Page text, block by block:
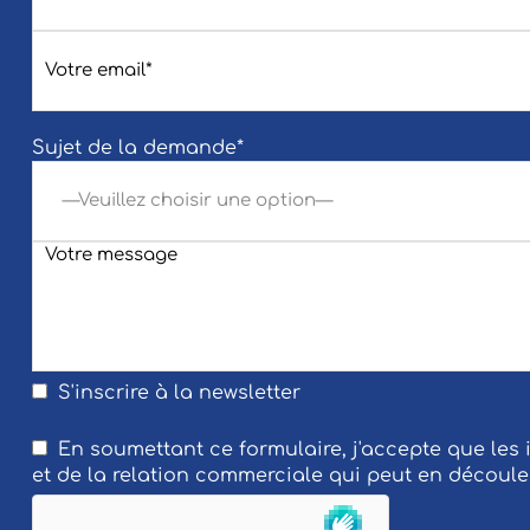
Sujet de la demande*
S'inscrire à la newsletter
En soumettant ce formulaire, j'accepte que
et de la relation commerciale qui peut en